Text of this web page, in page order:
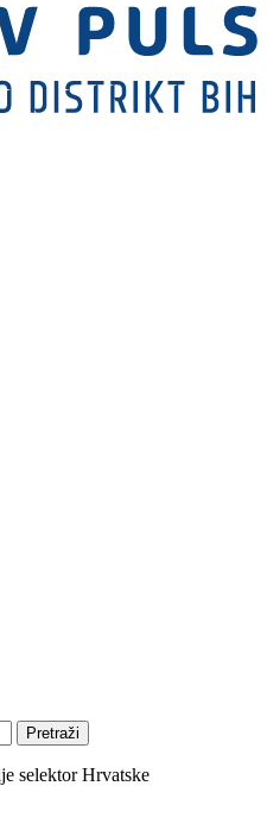
Pretraži
selektor Hrvatske